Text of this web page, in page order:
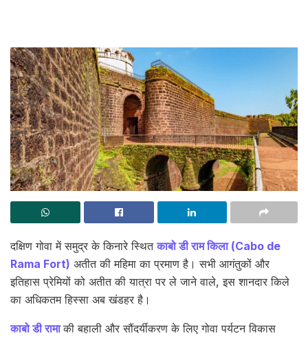
दक्षिण गोवा में समुद्र के किनारे स्थितकाबो डी राम किला (Cabo de
Rama Fort) अतीत की महिमा का प्रमाण है। सभी आगंतुकों और
इतिहास प्रेमियों को अतीत की यात्रा पर ले जाने वाले, इस शानदार किले
का अधिकतम हिस्सा अब खंडहर है।
काबो डी रामाकी बहाली और सौंदर्यीकरण के लिए गोवा पर्यटन विकास